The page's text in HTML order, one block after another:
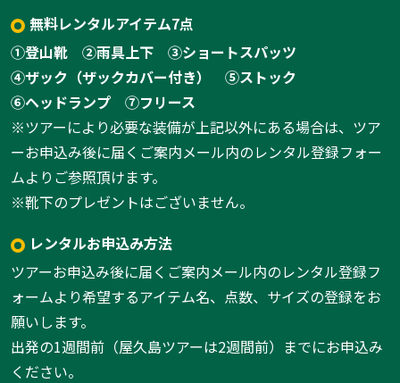
無料レンタルアイテム7点
①登山靴
②雨具上下
③ショートスパッツ
④ザック（ザックカバー付き）
⑤ストック
⑥ヘッドランプ
⑦フリース
※ツアーにより必要な装備が上記以外にある場合は、ツア
ーお申込み後に届くご案内メール内のレンタル登録フォー
ムよりご参照頂けます。
※靴下のプレゼントはございません。
レンタルお申込み方法
ツアーお申込み後に届くご案内メール内のレンタル登録フ
ォームより希望するアイテム名、点数、サイズの登録をお
願いします。
出発の1週間前（屋久島ツアーは2週間前）までにお申込み
ください。